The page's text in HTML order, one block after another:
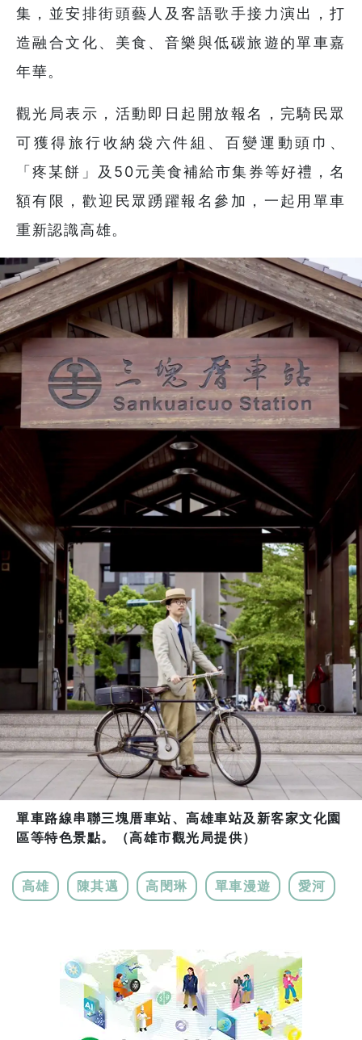
集，並安排街頭藝人及客語歌手接力演出，打
造融合文化、美食、音樂與低碳旅遊的單車嘉
年華。
觀光局表示，活動即日起開放報名，完騎民眾
可獲得旅行收納袋六件組、百變運動頭巾、
「疼某餅」及50元美食補給市集券等好禮，名
額有限，歡迎民眾踴躍報名參加，一起用單車
重新認識高雄。
單車路線串聯三塊厝車站、高雄車站及新客家文化園
區等特色景點。（高雄市觀光局提供）
高雄 陳其邁 高閔琳 單車漫遊 愛河